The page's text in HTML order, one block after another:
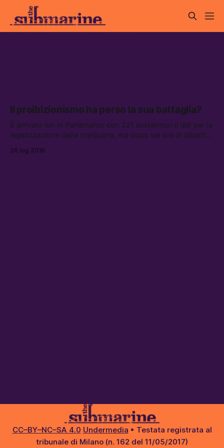
Il proibizionismo ha perso la sua battaglia?
È arrivato ieri in Parlamento con 221 sostenitori il ddl per la
legalizzazione della marijuana, ma dopo sei ore di dibattito
26 lug 2016
CC–BY–NC–SA 4.0 Undermedia • Testata registrata al
tribunale di Milano (n. 162 del 11/05/2017)